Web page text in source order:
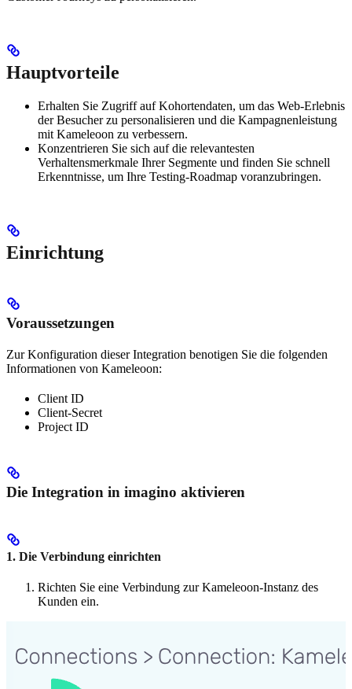
Hauptvorteile
Erhalten Sie Zugriff auf Kohortendaten, um das Web-Erlebnis
der Besucher zu personalisieren und die Kampagnenleistung
mit Kameleoon zu verbessern.
Konzentrieren Sie sich auf die relevantesten
Verhaltensmerkmale Ihrer Segmente und finden Sie schnell
Erkenntnisse, um Ihre Testing-Roadmap voranzubringen.
Einrichtung
Voraussetzungen
Zur Konfiguration dieser Integration benotigen Sie die folgenden
Informationen von Kameleoon:
Client ID
Client-Secret
Project ID
Die Integration in imagino aktivieren
1. Die Verbindung einrichten
Richten Sie eine Verbindung zur Kameleoon-Instanz des
Kunden ein.